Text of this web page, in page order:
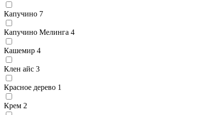
Капучино 7
Капучино Мелинга 4
Кашемир 4
Клен айс 3
Красное дерево 1
Крем 2